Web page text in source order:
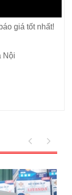
giá tốt nhất!
Nội